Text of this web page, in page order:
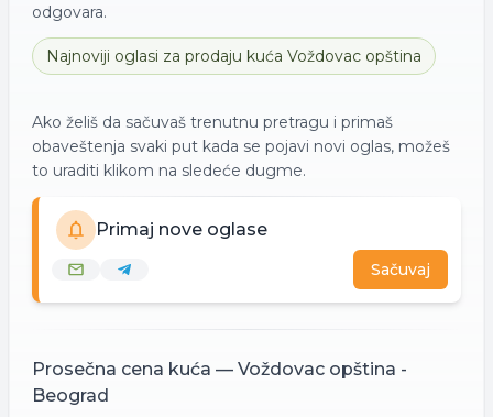
odgovara.
Najnoviji oglasi za prodaju kuća Voždovac opština
Ako želiš da sačuvaš trenutnu pretragu i primaš
obaveštenja svaki put kada se pojavi novi oglas, možeš
to uraditi klikom na sledeće dugme.
Primaj nove oglase
Sačuvaj
Prosečna cena kuća — Voždovac opština -
Beograd